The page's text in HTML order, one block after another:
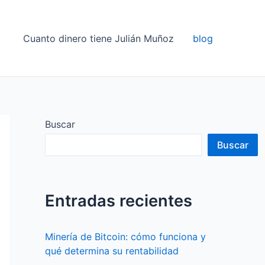
Cuanto dinero tiene Julián Muñoz blog
Buscar
Buscar
Entradas recientes
Minería de Bitcoin: cómo funciona y
qué determina su rentabilidad